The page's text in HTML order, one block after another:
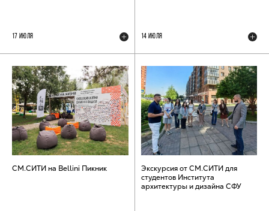
17 ИЮЛЯ 14 ИЮЛЯ
СМ.СИТИ на Bellini Пикник
Экскурсия от СМ.СИТИ для
студентов Института
архитектуры и дизайна СФУ